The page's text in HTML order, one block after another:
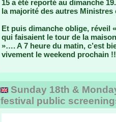
15 a été reporté au dimanche
la majorité des autres Ministres
Et puis dimanche oblige, réveil
qui faisaient le tour de la
»…. A 7 heure du matin, c’est
vivement le weekend prochain
Sunday 18th &
festival public